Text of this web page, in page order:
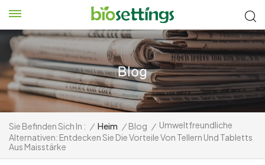
Sie Befinden Sich In : / Heim / Blog / Umweltfreundliche
Alternativen: Entdecken Sie Die Vorteile Von Tellern Und Tabletts
Aus Maisstärke